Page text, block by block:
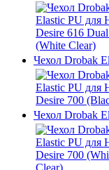
Чехол Drobak
Чехол Drobak